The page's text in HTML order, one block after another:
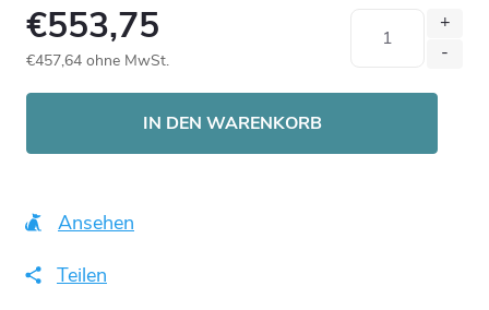
€553,75
€457,64 ohne MwSt.
IN DEN WARENKORB
Ansehen
Teilen